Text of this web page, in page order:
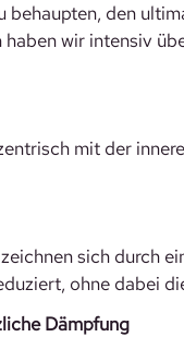
behaupten, den
haben wir intensiv
mit der
sich durch
ohne dabei
Dämpfung